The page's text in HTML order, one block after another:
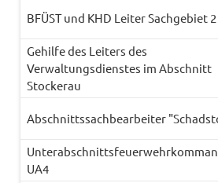
BFÜST und KHD Leiter Sachgebiet 2
Gehilfe des Leiters des
Verwaltungsdienstes im Abschnitt
Stockerau
Abschnittssachbearbeiter
UA4